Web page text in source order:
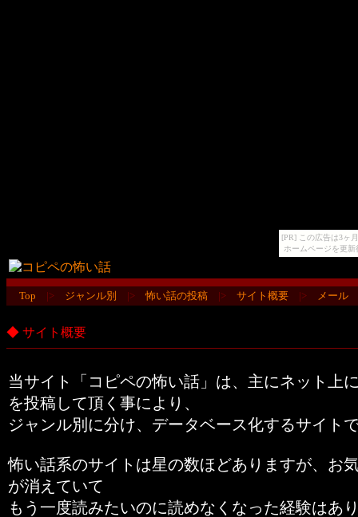
[PR] この広告は3ヶ
ホームページを更
Top |> ジャンル別 |> 怖い話の投稿 |> サイト概要 |> メール
◆ サイト概要
当サイト「コピペの怖い話」は、主にネット上
を投稿して頂く事により、
ジャンル別に分け、データベース化するサイト
怖い話系のサイトは星の数ほどありますが、お
が消えていて
もう一度読みたいのに読めなくなった経験はあ